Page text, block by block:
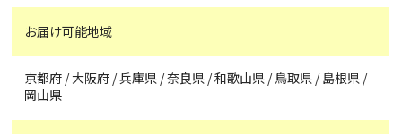
お届け可能地域
京都府 / 大阪府 / 兵庫県 / 奈良県 / 和歌山県 / 鳥取県 / 島根県 /
岡山県